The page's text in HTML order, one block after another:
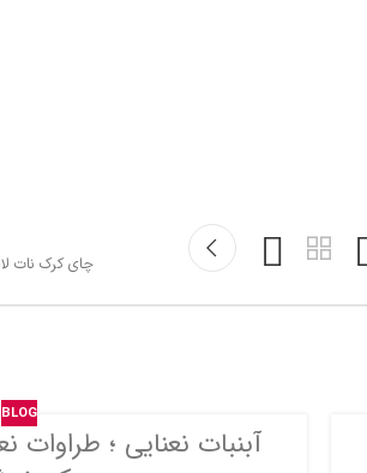
چای کرک نات
BLOG
آبنبات نعنایی ؛ طراوات